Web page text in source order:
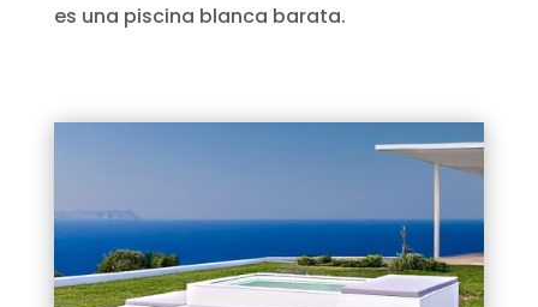
es una piscina blanca barata.